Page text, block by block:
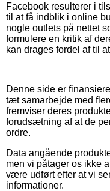
Facebook resulterer i
til at få indblik i online
nogle outlets på nettet
formulere en kritik af
kan drages fordel af til
Denne side er
tæt samarbejde med
fremviser deres
forudsætning af at de
ordre.
Data angående
men vi påtager os ikke
være udført efter at vi
informationer.